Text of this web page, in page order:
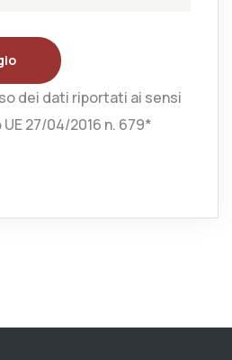
dei dati riportati ai sensi
27/04/2016 n. 679*